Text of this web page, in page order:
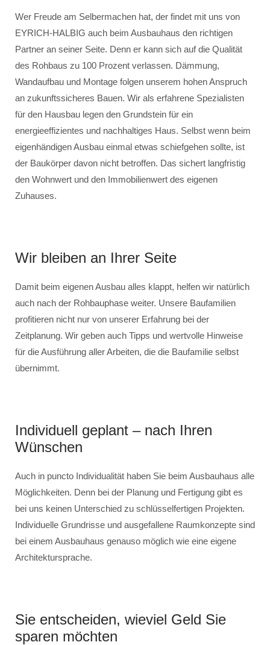
Wer Freude am Selbermachen hat, der findet mit uns von
EYRICH-HALBIG auch beim Ausbauhaus den richtigen
Partner an seiner Seite. Denn er kann sich auf die Qualität
des Rohbaus zu 100 Prozent verlassen. Dämmung,
Wandaufbau und Montage folgen unserem hohen Anspruch
an zukunftssicheres Bauen. Wir als erfahrene Spezialisten
für den Hausbau legen den Grundstein für ein
energieeffizientes und nachhaltiges Haus. Selbst wenn beim
eigenhändigen Ausbau einmal etwas schiefgehen sollte, ist
der Baukörper davon nicht betroffen. Das sichert langfristig
den Wohnwert und den Immobilienwert des eigenen
Zuhauses.
Wir bleiben an Ihrer Seite
Damit beim eigenen Ausbau alles klappt, helfen wir natürlich
auch nach der Rohbauphase weiter. Unsere Baufamilien
profitieren nicht nur von unserer Erfahrung bei der
Zeitplanung. Wir geben auch Tipps und wertvolle Hinweise
für die Ausführung aller Arbeiten, die die Baufamilie selbst
übernimmt.
Individuell geplant – nach Ihren
Wünschen
Auch in puncto Individualität haben Sie beim Ausbauhaus alle
Möglichkeiten. Denn bei der Planung und Fertigung gibt es
bei uns keinen Unterschied zu schlüsselfertigen Projekten.
Individuelle Grundrisse und ausgefallene Raumkonzepte sind
bei einem Ausbauhaus genauso möglich wie eine eigene
Architektursprache.
Sie entscheiden, wieviel Geld Sie
sparen möchten